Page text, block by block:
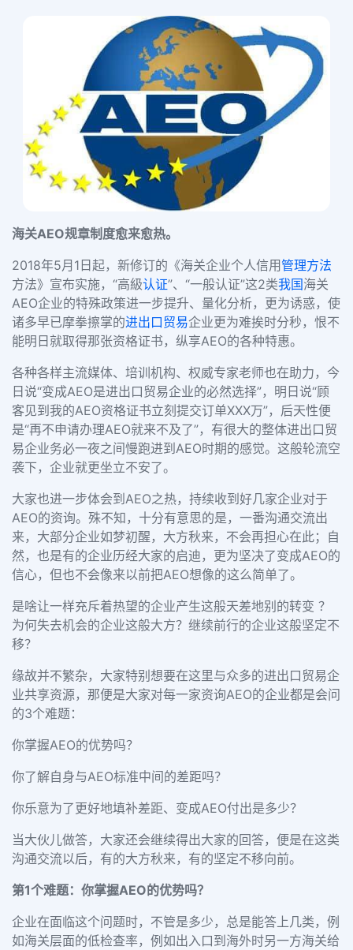
海关AEO规章制度愈来愈热。
2018年5月 1 日起，新修订的《海关企业个人信用 管理方法
方法》宣布实施， “高級认证”、 “一般认证”这2类我国海关
AEO企业的特殊政策进一步提升、量化分析，更为诱惑，使
诸多早已摩拳擦掌的进出口贸易企业更为难挨时分秒，恨不
能明日就取得那张资格证书，纵享AEO的各种特惠。
各种各样主流媒体、培训机构、权威专家老师也在助力，今
日说“变成AEO是进出口贸易企业的必然选择”，明日说“顾
客见到我的AEO资格证书立刻提交订单XXX万”，后天性便
是“再不申请办理AEO就来不及了”，有很大的整体进出口贸
易企业务必一夜之间慢跑进到 AEO时期的感觉。这般轮流空
袭下，企业就更坐立不安了。
大家也进一步体会到 AEO之热，持续收到好几家企业对于
AEO的资询。殊不知，十分有意思的是，一番沟通交流出
来，大部分企业如梦初醒，大方秋来，不会再担心在此；自
然，也是有的企业历经大家的启迪，更为坚决了变成AEO的
信心，但也不会像来以前把AEO想像的这么简单了。
是啥让一样充斥着热望的企业产生这般天差地别的转变 ？
为何失去机会的企业这般大方？继续前行的企业这般坚定不
移？
缘故并不繁杂，大家特别想要在这里与众多的进出口贸易企
业共享资源，那便是大家对每一家资询AEO的企业都是会问
的3个难题：
你掌握AEO的优势吗？
你了解自身与AEO标准中间的差距吗？
你乐意为了更好地填补差距、变成AEO付出是多少？
当大伙儿做答，大家还会继续得出大家的回答，便是在这类
沟通交流以后，有的大方秋来，有的坚定不移向前。
第1个难题：你掌握AEO的优势吗？
企业在面临这个问题时，不管是多少，总是能答上几类，例
如海关层面的低检查率，例如出入口到海外时另一方海关给